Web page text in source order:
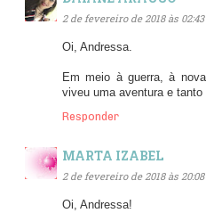
2 de fevereiro de 2018 às 02:43
Oi, Andressa.
Em meio à guerra, à
viveu uma aventura e
Responder
MARTA IZABEL
2 de fevereiro de 2018 às 20:08
Oi, Andressa!